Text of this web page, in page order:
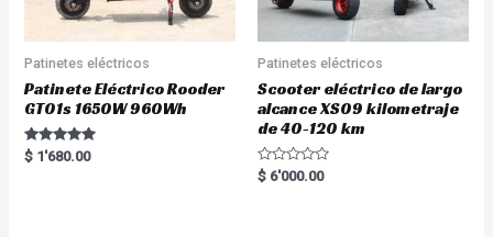
Patinetes eléctricos
Patinete Eléctrico Rooder
GT01s 1650W 960Wh
Rated
5.00
$ 1'680.00
Patinetes eléctricos
Scooter eléctrico de largo
alcance XS09 kilometraje
de 40-120 km
R
a
$ 6'000.00